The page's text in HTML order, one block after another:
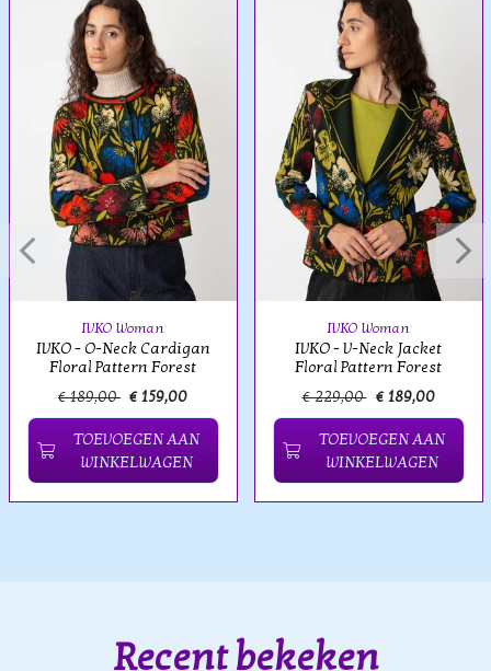
IVKO Woman
IVKO - O-Neck Cardigan
Floral Pattern Forest
€ 189,00 € 159,00
TOEVOEGEN AAN
WINKELWAGEN
IVKO Woman
IVKO - V-Neck Jacket
Floral Pattern Forest
€ 229,00 € 189,00
TOEVOEGEN AAN
WINKELWAGEN
Recent bekeken